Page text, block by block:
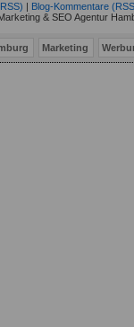
Blog-Kommentare
& SEO Agentur
Marketing